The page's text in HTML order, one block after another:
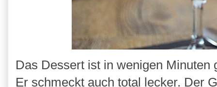
Das Dessert ist in wenigen
Er schmeckt auch total lecker. Der